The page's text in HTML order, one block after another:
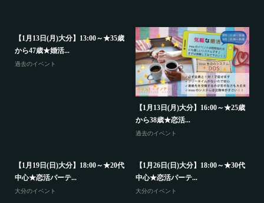
【1月13日(月)大分】13:00～★35歳
から47歳★婚活...
過去のイベント
【1月13日(月)大分】16:00～★25歳
から38歳★恋活...
過去のイベント
【1月19日(日)大分】18:00～★20代
中心★恋活パーテ...
大分のイベント
【1月26日(日)大分】18:00～★30代
中心★恋活パーテ...
大分のイベント